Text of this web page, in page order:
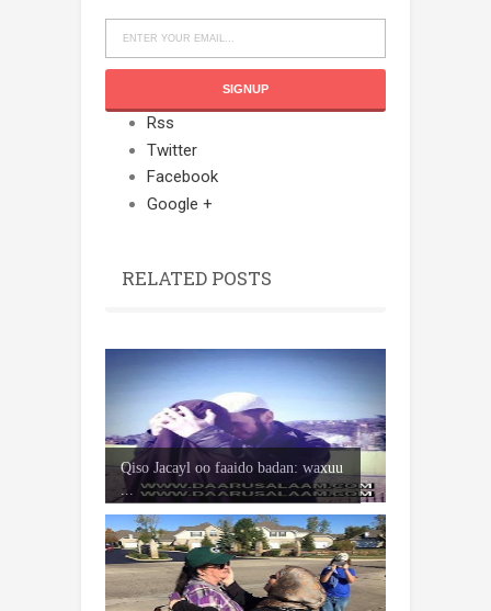
Rss
Twitter
Facebook
Google +
RELATED POSTS
Qiso Jacayl oo faaido badan: waxuu
...